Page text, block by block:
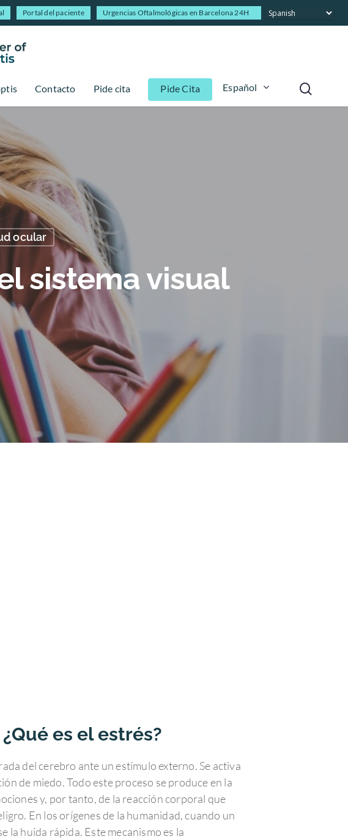
Portal del paciente Urgencias Oftalmológicas en Barcelona 24H
Contacto Pide cita Pide Cita Español
ocular
sistema visual
es el estrés?
del cerebro ante un estímulo externo. Se activa
de miedo. Todo este proceso se produce en la
y, por tanto, de la reacción corporal que
En los orígenes de la humanidad, cuando un
la huida rápida. Este mecanismo es la